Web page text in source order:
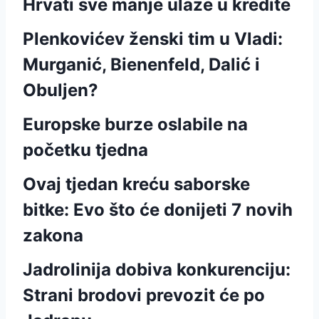
Hrvati sve manje ulaze u kredite
Plenkovićev ženski tim u Vladi:
Murganić, Bienenfeld, Dalić i
Obuljen?
Europske burze oslabile na
početku tjedna
Ovaj tjedan kreću saborske
bitke: Evo što će donijeti 7 novih
zakona
Jadrolinija dobiva konkurenciju:
Strani brodovi prevozit će po